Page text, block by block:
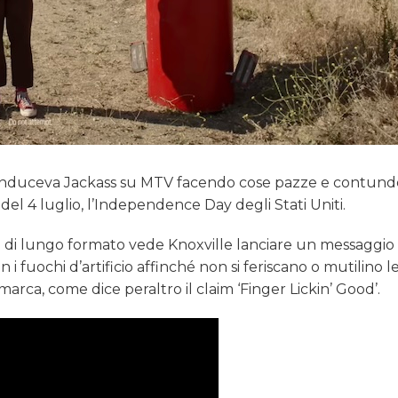
Jackass su MTV facendo cose pazze e
4 luglio, l’Independence Day degli Stati Uniti.
lungo formato vede Knoxville lanciare un messaggio
fuochi d’artificio affinché non si feriscano o mutilino
come dice peraltro il claim ‘Finger Lickin’ Good’.